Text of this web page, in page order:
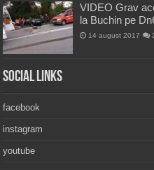
VIDEO Grav
la Buchin pe
14 august 2017
Social Links
facebook
instagram
youtube